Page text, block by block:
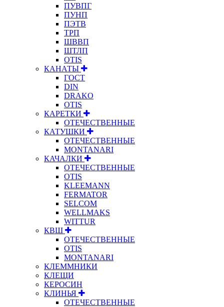
ПУВПГ
ПУНП
ПЭТВ
ТРП
ШВВП
ШТЛП
OTIS
КАНАТЫ
ГОСТ
DIN
DRAKO
OTIS
КАРЕТКИ
ОТЕЧЕСТВЕННЫЕ
КАТУШКИ
ОТЕЧЕСТВЕННЫЕ
MONTANARI
КАЧАЛКИ
ОТЕЧЕСТВЕННЫЕ
OTIS
KLEEMANN
FERMATOR
SELCOM
WELLMAKS
WITTUR
КВШ
ОТЕЧЕСТВЕННЫЕ
OTIS
MONTANARI
КЛЕММНИКИ
КЛЕЩИ
КЕРОСИН
КЛИНЬЯ
ОТЕЧЕСТВЕННЫЕ